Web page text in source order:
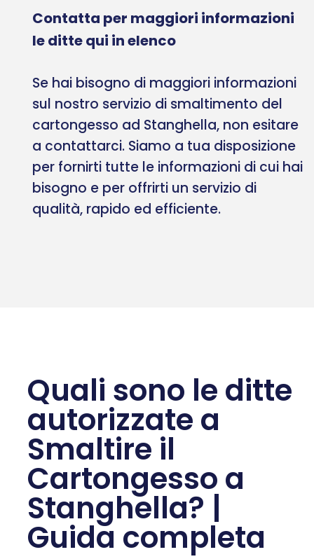
Contatta per maggiori informazioni
le ditte qui in elenco
Se hai bisogno di maggiori informazioni
sul nostro servizio di smaltimento del
cartongesso ad Stanghella, non esitare
a contattarci. Siamo a tua disposizione
per fornirti tutte le informazioni di cui hai
bisogno e per offrirti un servizio di
qualità, rapido ed efficiente.
Quali sono le ditte
autorizzate a
Smaltire il
Cartongesso a
Stanghella? |
Guida completa